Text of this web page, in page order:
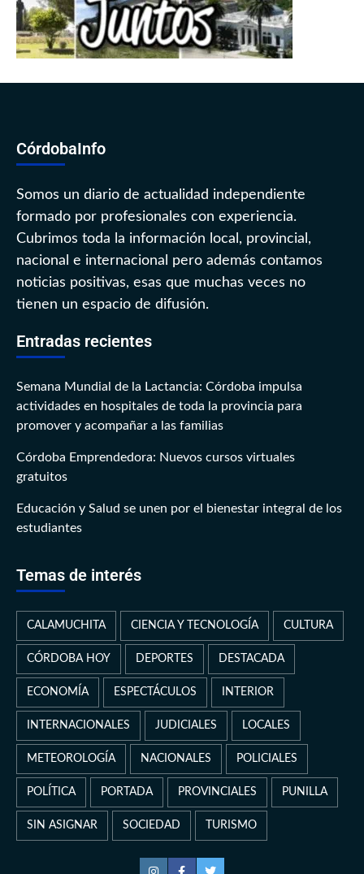
CórdobaInfo
Somos un diario de actualidad independiente
formado por profesionales con experiencia.
Cubrimos toda la información local, provincial,
nacional e internacional pero además contamos
noticias positivas, esas que muchas veces no
tienen un espacio de difusión.
Entradas recientes
Semana Mundial de la Lactancia: Córdoba impulsa
actividades en hospitales de toda la provincia para
promover y acompañar a las familias
Córdoba Emprendedora: Nuevos cursos virtuales
gratuitos
Educación y Salud se unen por el bienestar integral de los
estudiantes
Temas de interés
CALAMUCHITA CIENCIA Y TECNOLOGÍA CULTURA
CÓRDOBA HOY DEPORTES DESTACADA
ECONOMÍA ESPECTÁCULOS INTERIOR
INTERNACIONALES JUDICIALES LOCALES
METEOROLOGÍA NACIONALES POLICIALES
POLÍTICA PORTADA PROVINCIALES PUNILLA
SIN ASIGNAR SOCIEDAD TURISMO